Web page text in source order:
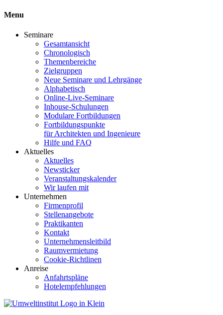
Menu
Seminare
Gesamtansicht
Chronologisch
Themenbereiche
Zielgruppen
Neue Seminare und Lehrgänge
Alphabetisch
Online-Live-Seminare
Inhouse-Schulungen
Modulare Fortbildungen
Fortbildungspunkte
für Architekten und Ingenieure
Hilfe und FAQ
Aktuelles
Aktuelles
Newsticker
Veranstaltungskalender
Wir laufen mit
Unternehmen
Firmenprofil
Stellenangebote
Praktikanten
Kontakt
Unternehmensleitbild
Raumvermietung
Cookie-Richtlinen
Anreise
Anfahrtspläne
Hotelempfehlungen